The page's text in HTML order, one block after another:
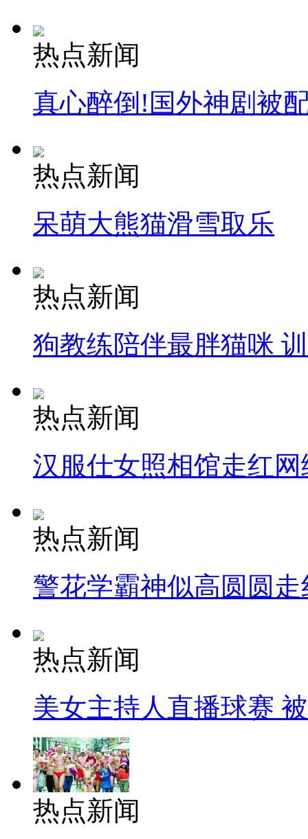
热点新闻
真心醉倒!国外神剧被
热点新闻
呆萌大熊猫滑雪取乐
热点新闻
狗教练陪伴最胖猫咪
热点新闻
汉服仕女照相馆走红网
热点新闻
警花学霸神似高圆圆走
热点新闻
美女主持人直播球赛
热点新闻